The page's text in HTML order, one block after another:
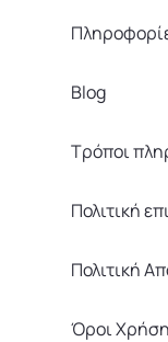
Blog
Τρόποι
Πολιτική
Πολιτική
Όροι